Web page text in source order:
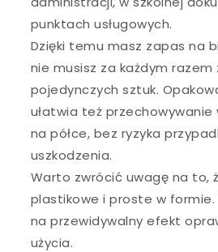
punktach usługowych.
Dzięki temu masz zapas na
nie musisz za każdym
pojedynczych sztuk.
ułatwia też przechowywanie
na półce, bez ryzyka
uszkodzenia.
Warto zwrócić uwagę na to,
plastikowe i proste w formie.
na przewidywalny efekt
użycia.